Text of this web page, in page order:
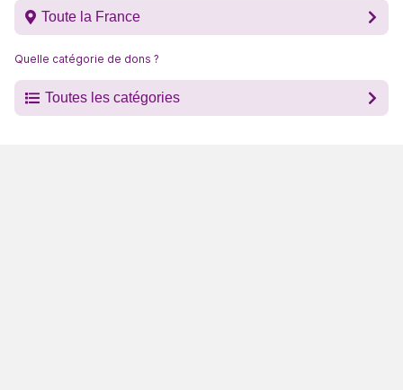
Toute la France
Quelle catégorie de dons ?
Toutes les catégories